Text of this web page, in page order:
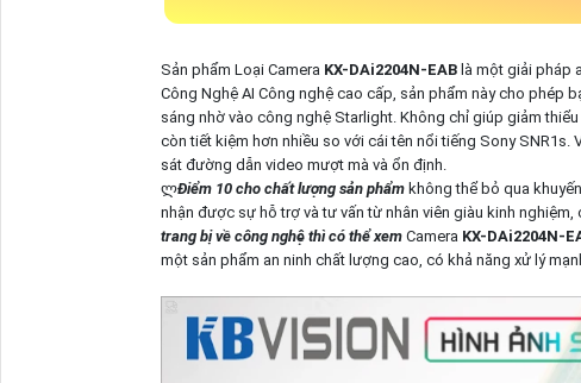
Sản phẩm Loại Camera KX-DAi2204N-EAB là một giải pháp
Công Nghệ AI Công nghệ cao cấp, sản phẩm này cho phép
sáng nhờ vào công nghệ Starlight. Không chỉ giúp giảm
còn tiết kiệm hơn nhiều so với cái tên nổi tiếng Sony SNR1s.
sát đường dẫn video mượt mà và ổn định.
ლĐiểm 10 cho chất lượng sản phẩm không thể bỏ qua
nhận được sự hỗ trợ và tư vấn từ nhân viên giàu kinh
trang bị về công nghệ thì có thể xem Camera KX-DAi2204N-
một sản phẩm an ninh chất lượng cao, có khả năng xử lý